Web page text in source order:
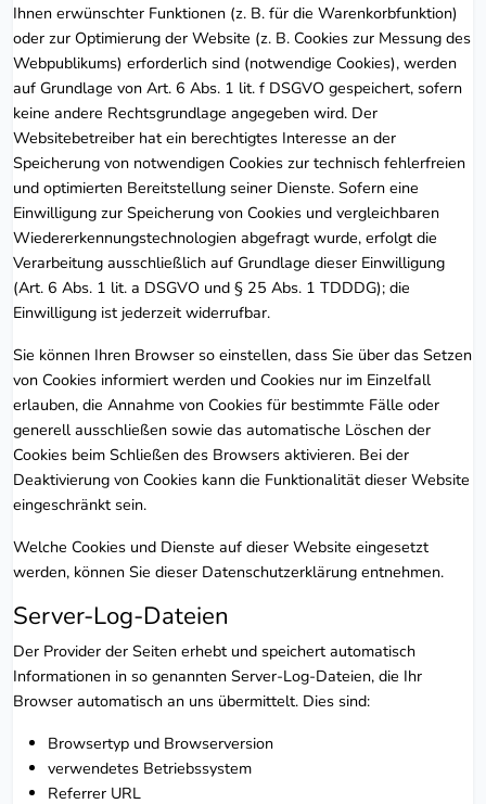
Ihnen erwünschter Funktionen (z. B. für die Warenkorbfunktion)
oder zur Optimierung der Website (z. B. Cookies zur Messung des
Webpublikums) erforderlich sind (notwendige Cookies), werden
auf Grundlage von Art. 6 Abs. 1 lit. f DSGVO gespeichert, sofern
keine andere Rechtsgrundlage angegeben wird. Der
Websitebetreiber hat ein berechtigtes Interesse an der
Speicherung von notwendigen Cookies zur technisch fehlerfreien
und optimierten Bereitstellung seiner Dienste. Sofern eine
Einwilligung zur Speicherung von Cookies und vergleichbaren
Wiedererkennungstechnologien abgefragt wurde, erfolgt die
Verarbeitung ausschließlich auf Grundlage dieser Einwilligung
(Art. 6 Abs. 1 lit. a DSGVO und § 25 Abs. 1 TDDDG); die
Einwilligung ist jederzeit widerrufbar.
Sie können Ihren Browser so einstellen, dass Sie über das Setzen
von Cookies informiert werden und Cookies nur im Einzelfall
erlauben, die Annahme von Cookies für bestimmte Fälle oder
generell ausschließen sowie das automatische Löschen der
Cookies beim Schließen des Browsers aktivieren. Bei der
Deaktivierung von Cookies kann die Funktionalität dieser Website
eingeschränkt sein.
Welche Cookies und Dienste auf dieser Website eingesetzt
werden, können Sie dieser Datenschutzerklärung entnehmen.
Server-Log-Dateien
Der Provider der Seiten erhebt und speichert automatisch
Informationen in so genannten Server-Log-Dateien, die Ihr
Browser automatisch an uns übermittelt. Dies sind:
Browsertyp und Browserversion
verwendetes Betriebssystem
Referrer URL